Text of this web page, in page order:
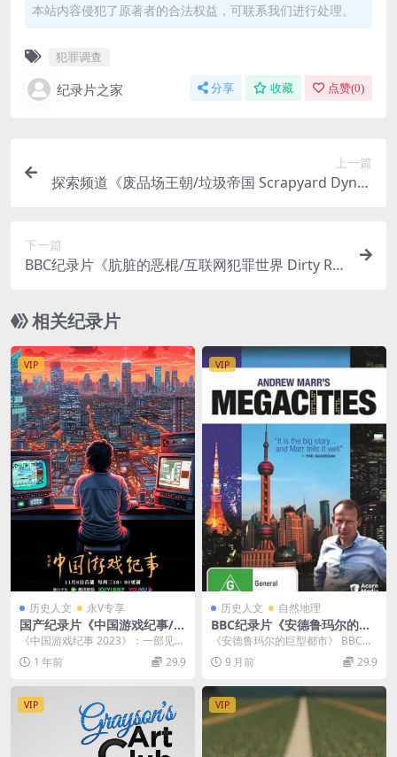
本站内容侵犯了原著者的合法权益，可联系我们进行处理。
犯罪调查
纪录片之家 分享 收藏 点赞(0)
上一篇
探索频道《废品场王朝/垃圾帝国 Scrapyard Dynas
下一篇
BBC纪录片《肮脏的恶棍/互联网犯罪世界 Dirty Ro
纯净版 1080P/MKV/23.2G
相关纪录片
VIP
历史人文 永V专享
国产纪录片《中国游戏纪事/游
戏行业 2023》全3集 国语中字
4K超清/2160P/MP4/2.18G
《中国游戏纪事 2023》：一部见证
游戏行业崛起的纪录片 《中国游戏
纪事 202...
1 年前 29.9
VIP
历史人文 自然地理
BBC纪录片《安德鲁玛尔的巨
型都市 Andrew Marr’s Meg
acities》全3集 英语中字 720
P高清 城市纪录片
《安德鲁玛尔的巨型都市》 BBC纪
录片《安德鲁玛尔的巨型都市》（A
ndrew M...
9 月前 29.9
VIP VIP